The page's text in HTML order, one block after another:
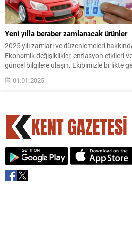
Yeni yılla beraber zamlanacak ürünler
2025 yılı zamları ve düzenlemeleri
Ekonomik değişiklikler, enflasyon etkileri
güncel bilgilere ulaşın. Ekibimizle birlikte
01.01.2025